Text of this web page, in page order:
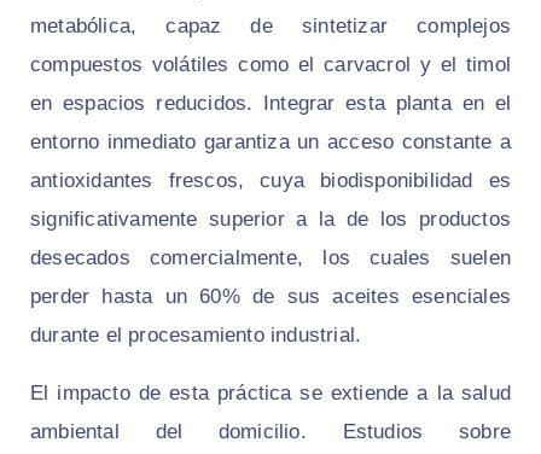
metabólica, capaz de sintetizar complejos
compuestos volátiles como el carvacrol y el timol
en espacios reducidos. Integrar esta planta en el
entorno inmediato garantiza un acceso constante a
antioxidantes frescos, cuya biodisponibilidad es
significativamente superior a la de los productos
desecados comercialmente, los cuales suelen
perder hasta un 60% de sus aceites esenciales
durante el procesamiento industrial.
El impacto de esta práctica se extiende a la salud
ambiental del domicilio. Estudios sobre